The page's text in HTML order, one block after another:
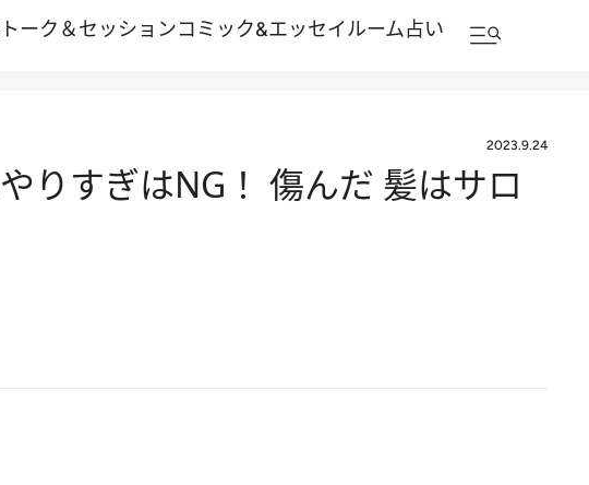
トーク＆セッションコミック&エッセイルーム占い
2023.9.24
りすぎはNG！ 傷んだ 髪はサロ